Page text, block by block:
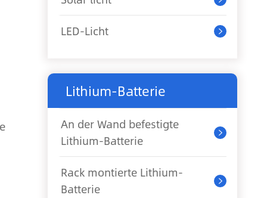
LED-Licht 
Lithium-Batterie
An der Wand befestigte
Lithium-Batterie

Rack montierte Lithium-
Batterie
